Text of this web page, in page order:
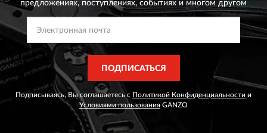
предложениях, поступлениях, событиях и многом другом
ПОДПИСАТЬСЯ
Подписываясь, Вы соглашаетесь с Политикой Конфиденциальности и
Условиями пользования GANZO